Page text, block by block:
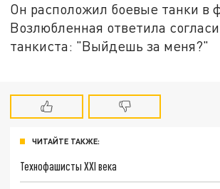
Он расположил боевые танки в
Возлюбленная ответила
танкиста: "Выйдешь за меня?"
ЧИТАЙТЕ ТАКЖЕ:
Технофашисты XXI века